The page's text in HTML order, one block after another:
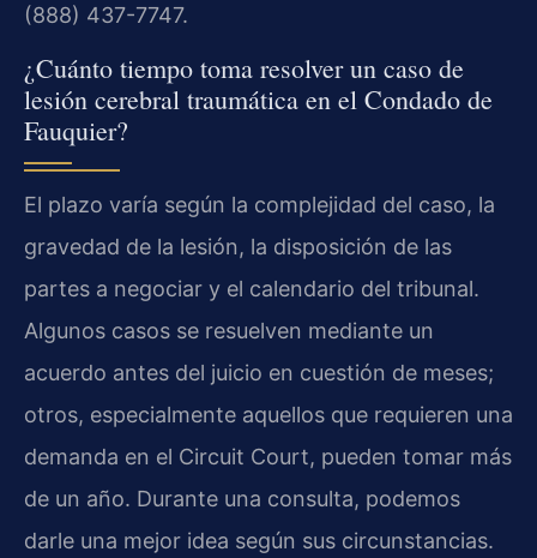
(888) 437-7747.
¿Cuánto tiempo toma resolver un caso de
lesión cerebral traumática en el Condado de
Fauquier?
El plazo varía según la complejidad del caso, la
gravedad de la lesión, la disposición de las
partes a negociar y el calendario del tribunal.
Algunos casos se resuelven mediante un
acuerdo antes del juicio en cuestión de meses;
otros, especialmente aquellos que requieren una
demanda en el Circuit Court, pueden tomar más
de un año. Durante una consulta, podemos
darle una mejor idea según sus circunstancias.